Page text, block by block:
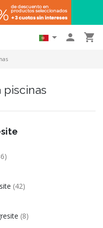
  
piscinas
(42)
(8)